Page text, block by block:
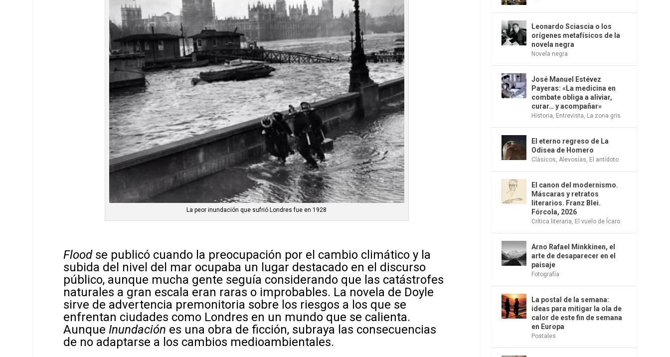
La peor inundación que sufrió Londres fue en 1928
Floodse publicó cuando la preocupación por el cambio climático y la
subida del nivel del mar ocupaba un lugar destacado en el discurso
público, aunque mucha gente seguía considerando que las catástrofes
naturales a gran escala eran raras o improbables. La novela de Doyle
sirve de advertencia premonitoria sobre los riesgos a los que se
enfrentan ciudades como Londres en un mundo que se calienta.
Aunque Inundación es una obra de ficción, subraya las consecuencias
de no adaptarse a los cambios medioambientales.
Leonardo Sciascia o los
orígenes metafísicos de la
novela negra
Novela negra
José Manuel Estévez
Payeras: «La medicina en
combate obliga a aliviar,
curar… y acompañar»
Historia, Entrevista, La zona gris
El eterno regreso de La
Odisea de Homero
Clásicos,Alevosías, El antídoto
El canon del modernismo.
Máscaras y retratos
literarios. Franz Blei.
Fórcola, 2026
Crítica literaria, El vuelo de Ícaro
Arno Rafael Minkkinen, el
arte de desaparecer en el
paisaje
Fotografía
La postal de la semana:
ideas para mitigar la ola de
calor de este fin de semana
en Europa
Postales